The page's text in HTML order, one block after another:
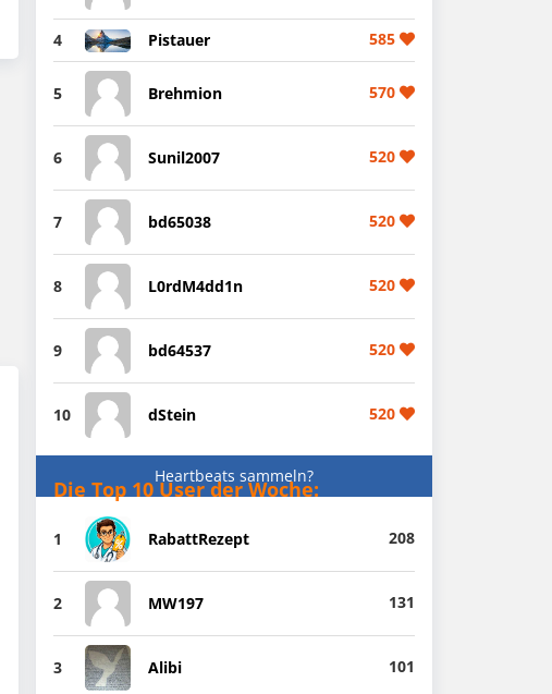
4 Pistauer 585
5 Brehmion 570
6 Sunil2007 520
7 bd65038 520
8 L0rdM4dd1n 520
9 bd64537 520
10 dStein 520
Heartbeats sammeln?
Die Top 10 User der Woche:
1 RabattRezept 208
2 MW197 131
3 Alibi 101